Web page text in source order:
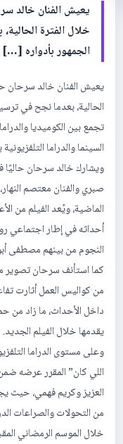
يعيش الفنان خالد
خلال الفترة
الجمهور بأدواره […]
يعيش الفنان خالد سرحان
الحالية، بعدما نجح في
السينما والدراما
ويشارك خالد سرحان حاليًا
صبري والفنان معتصم
الماضية، ويُعد الفيلم من
أحداثه في إطار اجتماعي
النجوم من بينهم مصطفى
كما استأنف سرحان تصوير
من كواليس العمل أثارت
داخل الأحداث، ما زاد من
يقدمها خلال الفيلم الجديد.
وعلى مستوى الدراما
العزيز وكريم فهمي، حيث
من التحولات والصراعات
خلال الموسم الرمضاني